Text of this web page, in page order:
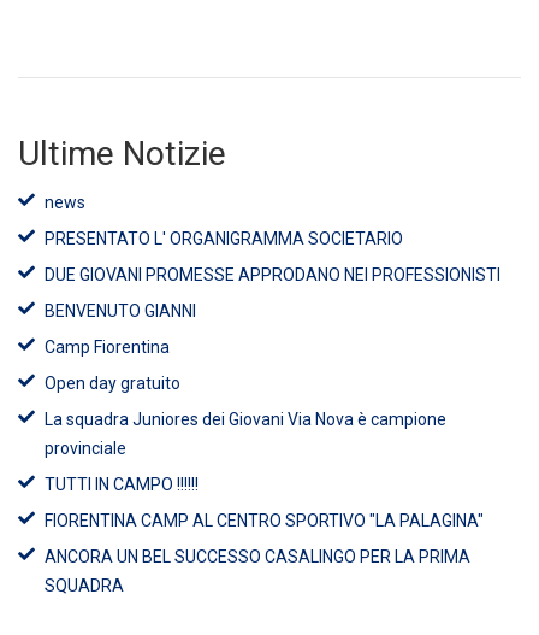
Ultime Notizie
news
PRESENTATO L' ORGANIGRAMMA SOCIETARIO
DUE GIOVANI PROMESSE APPRODANO NEI PROFESSIONISTI
BENVENUTO GIANNI
Camp Fiorentina
Open day gratuito
La squadra Juniores dei Giovani Via Nova è campione
provinciale
TUTTI IN CAMPO !!!!!!
FIORENTINA CAMP AL CENTRO SPORTIVO "LA PALAGINA"
ANCORA UN BEL SUCCESSO CASALINGO PER LA PRIMA
SQUADRA